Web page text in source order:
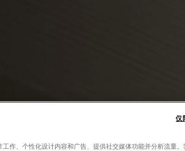
作、个性化设计内容和广告、提供社交媒体功能并分析流量。
仅